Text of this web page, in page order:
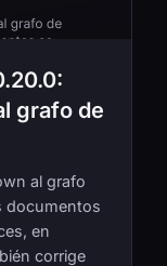
grafo de
al grafo
documentos
en
corrige